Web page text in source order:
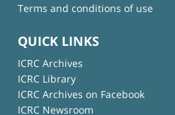
Terms and conditions of use
QUICK LINKS
ICRC Archives
ICRC Library
ICRC Archives on Facebook
ICRC Newsroom